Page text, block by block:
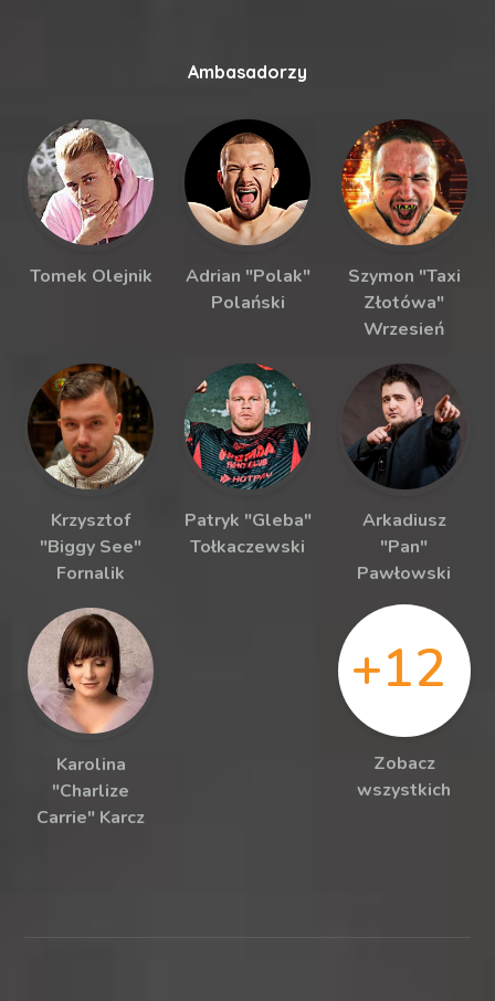
Ambasadorzy
Tomek Olejnik
Adrian "Polak"
Polański
Szymon "Taxi
Złotówa"
Wrzesień
Krzysztof
"Biggy See"
Fornalik
Patryk "Gleba"
Tołkaczewski
Arkadiusz
"Pan"
Pawłowski
Karolina
"Charlize
Carrie" Karcz
+12
Zobacz
wszystkich